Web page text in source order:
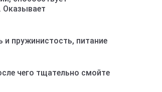
Оказывает
и пружинистость, питание
чего тщательно смойте